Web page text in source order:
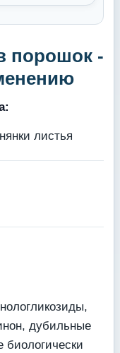
порошок -
листья
дубильные